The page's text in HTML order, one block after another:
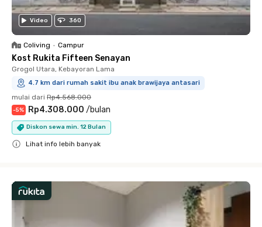
Video 360
Coliving • Campur
Kost Rukita Fifteen Senayan
Grogol Utara, Kebayoran Lama
4.7 km dari rumah sakit ibu anak brawijaya antasari
mulai dari Rp4.568.000
-5% Rp4.308.000 /bulan
Diskon sewa min. 12 Bulan
Lihat info lebih banyak